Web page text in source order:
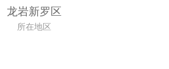
龙岩新罗区
所在地区